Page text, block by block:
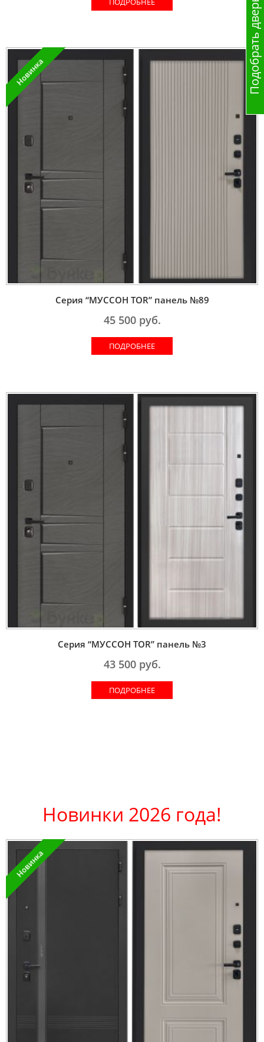
Новинка
Серия “МУССОН TOR” панель №89
45 500руб.
ПОДРОБНЕЕ
Серия “МУССОН TOR” панель №3
43 500руб.
ПОДРОБНЕЕ
Новинки 2026 года!
Новинка
Подобрать дверь